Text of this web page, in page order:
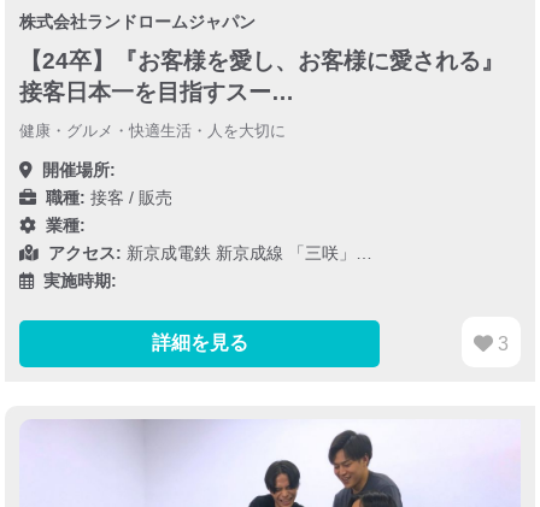
株式会社ランドロームジャパン
【24卒】『お客様を愛し、お客様に愛される』
接客日本一を目指すスー…
健康・グルメ・快適生活・人を大切に
開催場所:
職種: 接客 / 販売
業種:
アクセス: 新京成電鉄 新京成線 「三咲」…
実施時期:
詳細を見る 3